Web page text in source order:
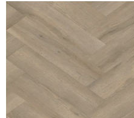
Ga
naar
het
einde
van
de
afbeeldingen-